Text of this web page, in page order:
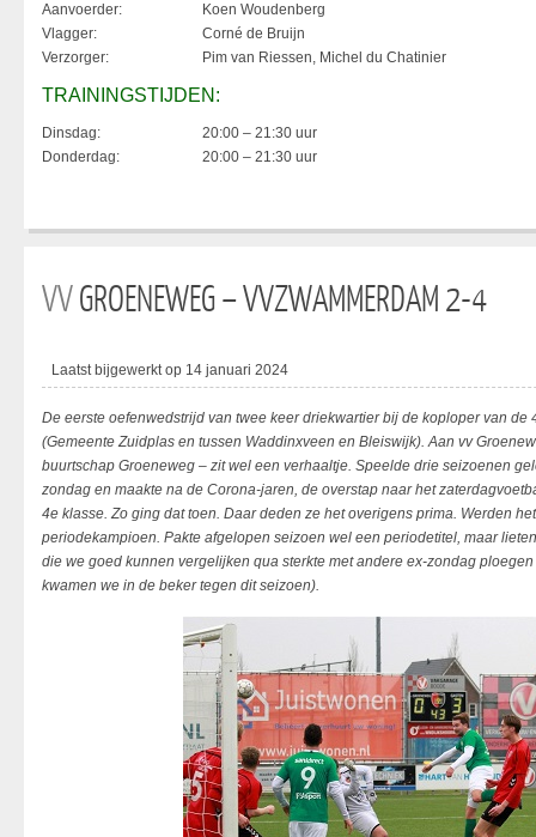
Aanvoerder:
Koen Woudenberg
Vlagger:
Corné de Bruijn
Verzorger:
Pim van Riessen, Michel du Chatinier
TRAININGSTIJDEN:
Dinsdag:
20:00 – 21:30 uur
Donderdag:
20:00 – 21:30 uur
VVGROENEWEG – VVZWAMMERDAM 2-4
Laatst bijgewerkt op 14 januari 2024
De eerste oefenwedstrijd van twee keer driekwartier bij de koploper van
(Gemeente Zuidplas en tussen Waddinxveen en Bleiswijk). Aan vv
buurtschap Groeneweg – zit wel een verhaaltje. Speelde drie seizoenen
zondag en maakte na de Corona-jaren, de overstap naar het
4e klasse. Zo ging dat toen. Daar deden ze het overigens prima. Werden
periodekampioen. Pakte afgelopen seizoen wel een periodetitel, maar
die we goed kunnen vergelijken qua sterkte met andere ex-zondag ploegen
kwamen we in de beker tegen dit seizoen).